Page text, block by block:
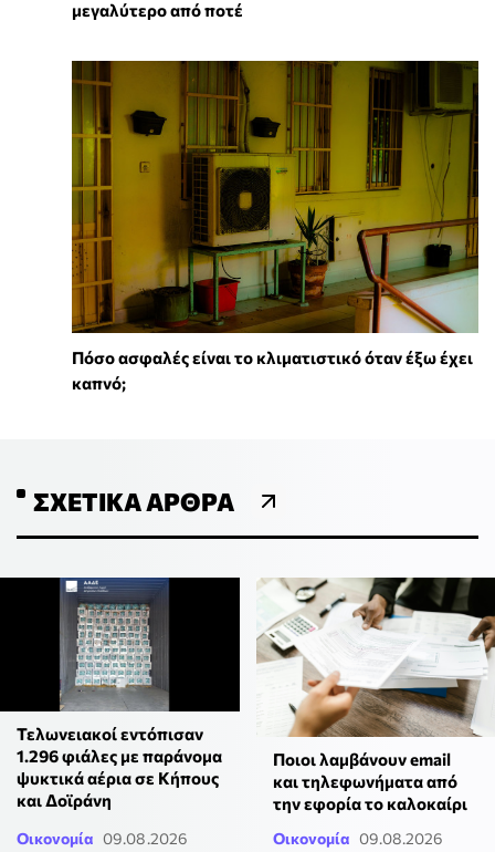
μεγαλύτερο από ποτέ
Πόσο ασφαλές είναι το κλιματιστικό όταν έξω έχει
καπνό;
ΣΧΕΤΙΚΆ ΆΡΘΡΑ
Τελωνειακοί εντόπισαν
1.296 φιάλες με παράνομα
ψυκτικά αέρια σε Κήπους
και Δοϊράνη
Οικονομία 09.08.2026
Ποιοι λαμβάνουν email
και τηλεφωνήματα από
την εφορία το καλοκαίρι
Οικονομία 09.08.2026